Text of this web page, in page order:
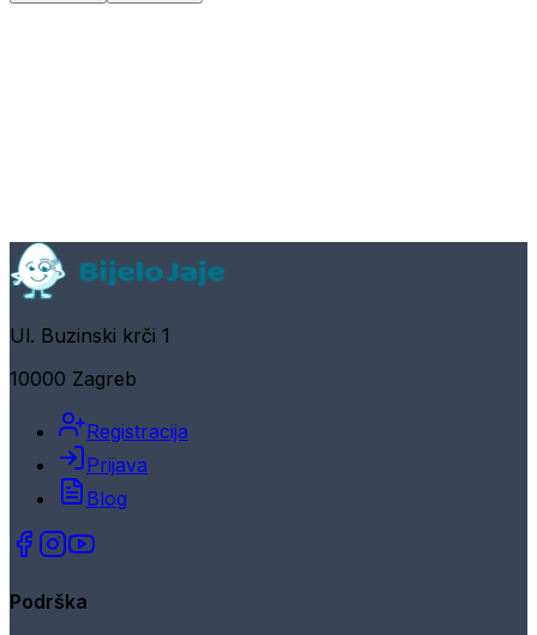
Ul. Buzinski krči 1
10000 Zagreb
Registracija
Prijava
Blog
Podrška